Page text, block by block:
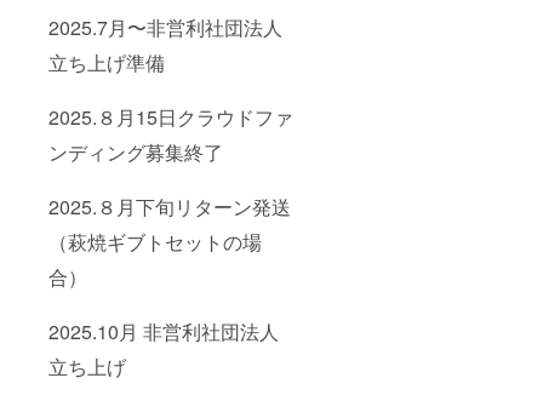
2025.7月〜非営利社団法人
立ち上げ準備
2025.８月15日クラウドファ
ンディング募集終了
2025.８月下旬リターン発送
（萩焼ギブトセットの場
合）
2025.10月 非営利社団法人
立ち上げ